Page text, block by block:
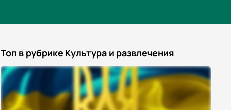
Топ в рубрике Культура и развлечения